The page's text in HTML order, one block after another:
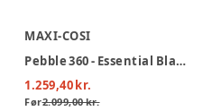
MAXI-COSI
Pebble 360 - Essential Black
1.259,40 kr.
Før2.099,00 kr.